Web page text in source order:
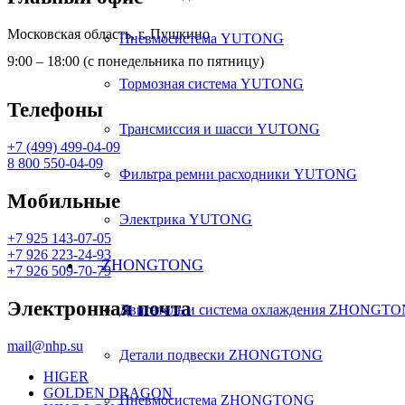
Пневмосистема YUTONG
Тормозная система YUTONG
Трансмиссия и шасси YUTONG
Фильтра ремни расходники YUTONG
Электрика YUTONG
ZHONGTONG
Двигатель и система охлаждения
Детали подвески ZHONGTONG
Пневмосистема ZHONGTONG
Московская область, г. Пушкино
9:00 – 18:00 (с понедельника по пятницу)
Телефоны
+7 (499) 499-04-09
8 800 550-04-09
Мобильные
+7 925 143-07-05
+7 926 223-24-93
+7 926 509-70-79
Электронная почта
mail@nhp.su
HIGER
GOLDEN DRAGON